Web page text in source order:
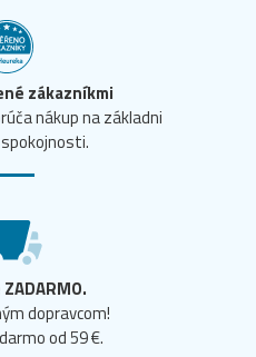
zákazníkmi
nákup na základni
dopravcom!
od 59 €.